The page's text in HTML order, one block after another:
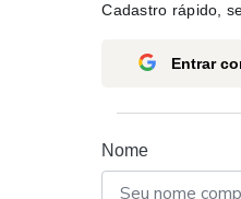
Cadastro rápido,
Entrar
Nome